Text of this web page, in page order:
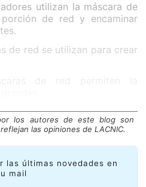
utilizan la máscara de
de red y encaminar
de red se utilizan para crear
los autores de este blog son
las opiniones de LACNIC.
las últimas novedades en
mail